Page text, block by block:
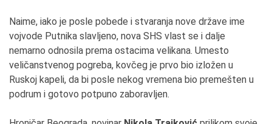
Naime, iako je posle pobede i stvaranja nove države ime
vojvode Putnika slavljeno, nova SHS vlast se i dalje
nemarno odnosila prema ostacima velikana. Umesto
veličanstvenog pogreba, kovčeg je prvo bio izložen u
Ruskoj kapeli, da bi posle nekog vremena bio premešten u
podrum i gotovo potpuno zaboravljen.